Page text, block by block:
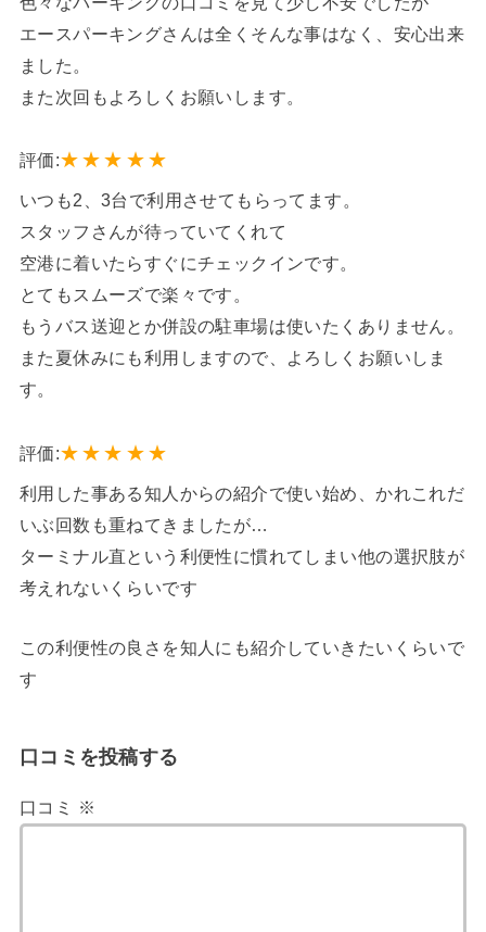
エースパーキングさんは全くそんな事はなく、安心出来
ました。
また次回もよろしくお願いします。
評価:★ ★ ★ ★ ★
いつも2、3台で利用させてもらってます。
スタッフさんが待っていてくれて
空港に着いたらすぐにチェックインです。
とてもスムーズで楽々です。
もうバス送迎とか併設の駐車場は使いたくありません。
また夏休みにも利用しますので、よろしくお願いしま
す。
評価:★ ★ ★ ★ ★
利用した事ある知人からの紹介で使い始め、かれこれだ
いぶ回数も重ねてきましたが…
ターミナル直という利便性に慣れてしまい他の選択肢が
考えれないくらいです
この利便性の良さを知人にも紹介していきたいくらいで
す
口コミを投稿する
口コミ ※